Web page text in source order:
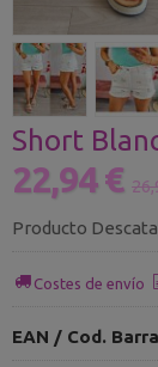
Short
22,94 €
Producto
Costes de envío
EAN / Cod.